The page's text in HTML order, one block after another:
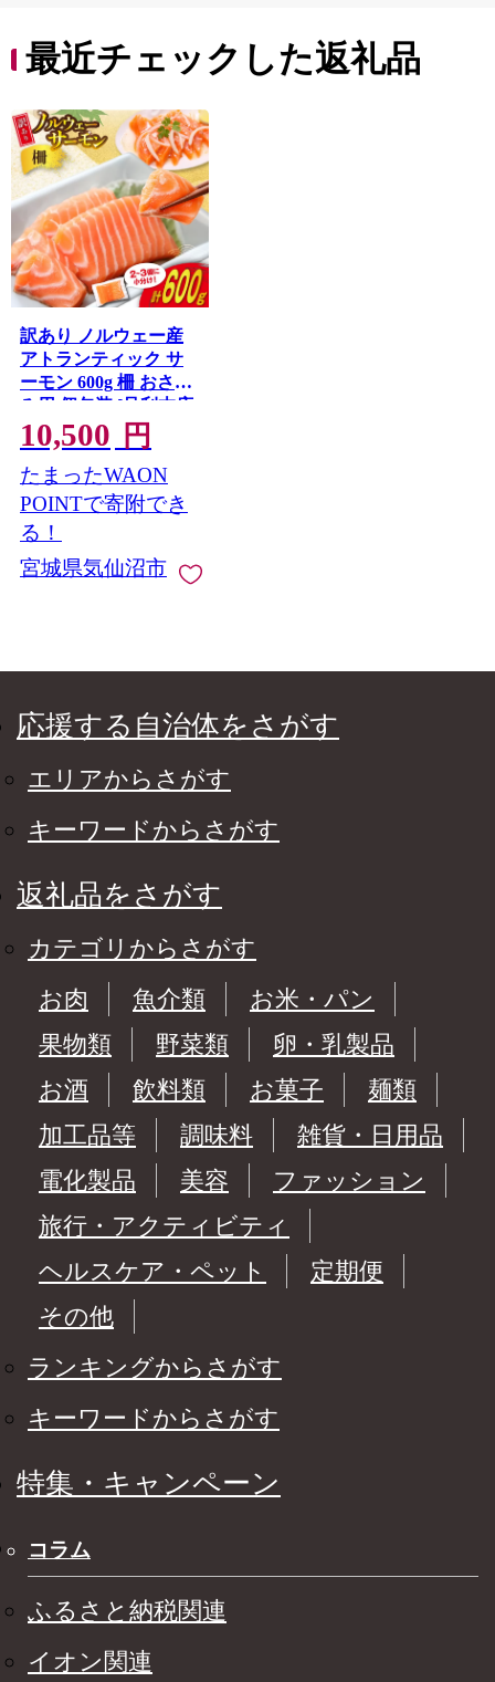
最近チェックした返礼品
訳あり ノルウェー産
アトランティック サ
ーモン 600g 柵 おさし
み用 個包装 [足利本店
宮城県 気仙沼市
20565614] 鮭 さけ サケ
サーモン 生食用 おつ
まみ 冷凍 小分け アト
ランティックサーモン
真空包装
10,500 円
たまったWAON
POINTで寄附でき
る！
宮城県気仙沼市
応援する自治体をさがす
エリアからさがす
キーワードからさがす
返礼品をさがす
カテゴリからさがす
お肉
魚介類
お米・パン
果物類
野菜類
卵・乳製品
お酒
飲料類 お菓子
麺類
加工品等
調味料
雑貨・日用品
電化製品
美容
ファッション
旅行・アクティビティ
ヘルスケア・ペット
定期便
その他
ランキングからさがす
キーワードからさがす
特集・キャンペーン
コラム
ふるさと納税関連
イオン関連